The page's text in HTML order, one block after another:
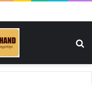
ने दी जानकारी